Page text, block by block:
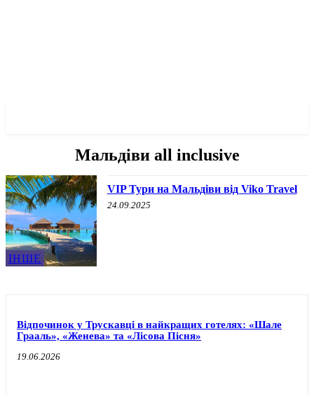
Мальдіви all inclusive
ІНШЕ
VIP Тури на Мальдіви вiд Viko Travel
24.09.2025
Відпочинок у Трускавці в найкращих готелях: «Шале
Грааль», «Женева» та «Лісова Пісня»
19.06.2026